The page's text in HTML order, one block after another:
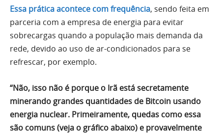
Essa prática acontece com frequência, sendo feita em
parceria com a empresa de energia para evitar
sobrecargas quando a população mais demanda da
rede, devido ao uso de ar-condicionados para se
refrescar, por exemplo.
“Não, isso não é porque o Irã está secretamente
minerando grandes quantidades de Bitcoin usando
energia nuclear. Primeiramente, quedas como essa
são comuns (veja o gráfico abaixo) e provavelmente